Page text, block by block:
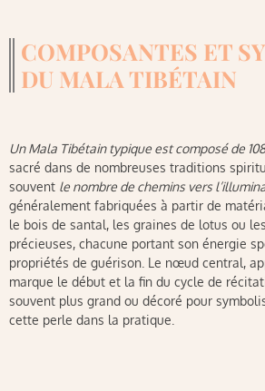
COMPOSANTES ET
DU MALA TIBÉTAIN
Un Mala Tibétain typique est composé de
sacré dans de nombreuses traditions
souvent le nombre de chemins vers
généralement fabriquées à partir de
le bois de santal, les graines de lotus ou
précieuses, chacune portant son énergie
propriétés de guérison. Le nœud central,
marque le début et la fin du cycle de
souvent plus grand ou décoré pour
cette perle dans la pratique.